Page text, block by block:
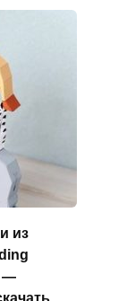
из
—